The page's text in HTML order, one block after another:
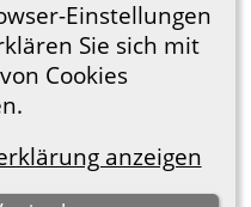
Einstellungen
Sie sich mit
Cookies
anzeigen
Verbindungen
Lythgoe © 2001-2026.